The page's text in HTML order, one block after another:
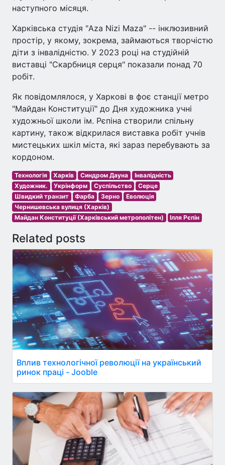
наступного місяця.
Харківська студія "Aza Nizi Maza" -- інклюзивний
простір, у якому, зокрема, займаються творчістю
діти з інвалідністю. У 2023 році на студійній
виставці "Скарбниця серця" показали понад 70
робіт.
Як повідомлялося, у Харкові в фоє станції метро
"Майдан Конституції" до Дня художника учні
художньої школи ім. Рєпіна створили спільну
картину, також відкрилася виставка робіт учнів
мистецьких шкіл міста, які зараз перебувають за
кордоном.
Технологія Харків Синдром Дауна
Інвалідність
Художник.
Укрінформ Суспільство
Серце
Швидкий транзит
Фарба Зерно
Еволюція
Чернишевська вулиця (Харків)
Майдан Конституції (Харківський метрополітен)
Ілля Рєпін
Related posts
Вплив технологічної революції на український
ринок праці - Jooble